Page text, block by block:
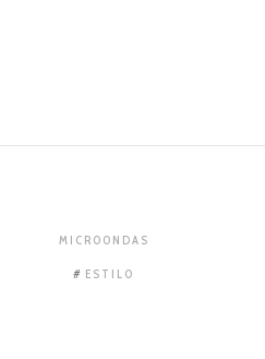
MICROONDAS
ESTILO